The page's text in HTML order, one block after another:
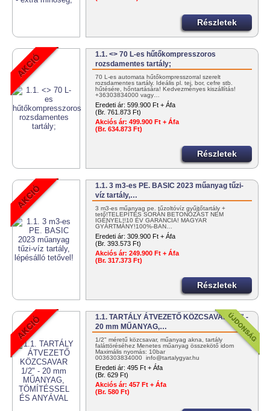
Részletek
1.1. <> 70 L-es hűtőkompresszoros
rozsdamentes tartály;
70 L-es automata hűtőkompresszorral szerelt
rozsdamentes tartály. Ideális pl. tej, bor, cefre stb.
hűtésére, hőntartására! Kedvezményes kiszállítás!
+36303834000 vagy…
Eredeti ár: 599.900 Ft + Áfa
(Br. 761.873 Ft)
Akciós ár: 499.900 Ft + Áfa
(Br. 634.873 Ft)
Részletek
1.1. 3 m3-es PE. BASIC 2023 műanyag tűzi-
víz tartály,…
3 m3-es műanyag pe. tűzoltóvíz gyűjtőtartály +
tető!TELEPÍTÉS SORÁN BETONOZÁST NEM
IGÉNYEL!!10 ÉV GARANCIA! MAGYAR
GYÁRTMÁNY!100%-BAN…
Eredeti ár: 309.900 Ft + Áfa
(Br. 393.573 Ft)
Akciós ár: 249.900 Ft + Áfa
(Br. 317.373 Ft)
Részletek
1.1. TARTÁLY ÁTVEZETŐ KÖZCSAVAR 1/2" -
20 mm MŰANYAG,…
1/2" méretű közcsavar, műanyag akna, tartály
faláttöréséhez Menetes műanyag összekötő idom
Maximális nyomás: 10bar
0036303834000 info@tartalygyar.hu
Eredeti ár: 495 Ft + Áfa
(Br. 629 Ft)
Akciós ár: 457 Ft + Áfa
(Br. 580 Ft)